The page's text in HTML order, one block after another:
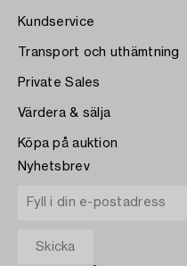
Kundservice
Transport och uthämtning
Private Sales
Värdera & sälja
Köpa på auktion
Nyhetsbrev